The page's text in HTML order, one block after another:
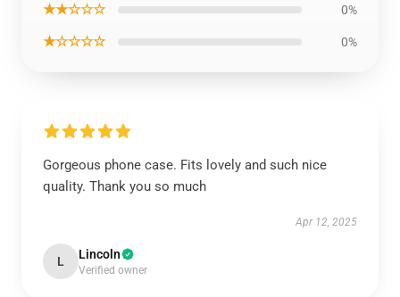
★★☆☆☆ 0%
★☆☆☆☆ 0%
Gorgeous phone case. Fits lovely and such nice
quality. Thank you so much
Apr 12, 2025
L Lincoln
Verified owner